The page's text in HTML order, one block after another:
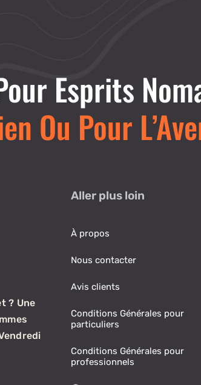
Esprits
Ou Pour
? Une
Aller plus loin
À propos
Nous contacter
Avis clients
Conditions Générales pour
particuliers
Conditions Générales pour
professionnels